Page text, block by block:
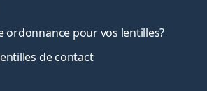
ordonnance pour vos lentilles?
de contact